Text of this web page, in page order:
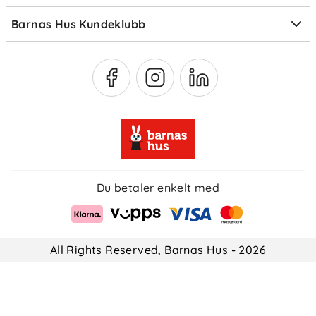
Barnas Hus Kundeklubb
Medlemsvilkår
Du betaler enkelt med
All Rights Reserved, Barnas Hus - 2026